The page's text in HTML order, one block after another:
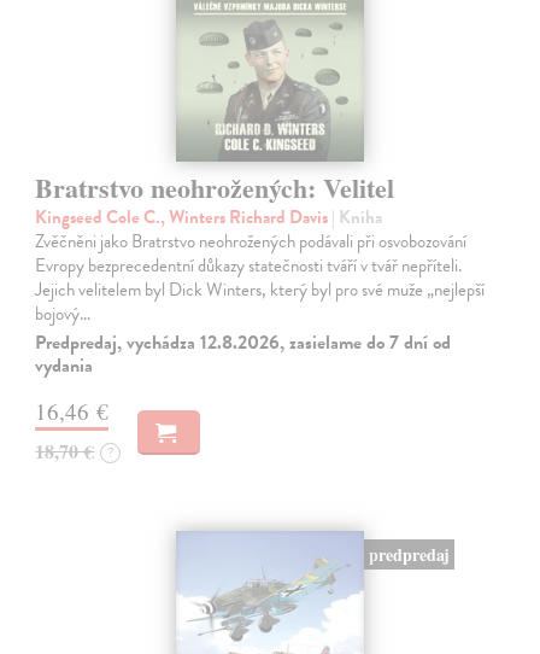
Bratrstvo neohrožených: Velitel
Kingseed Cole C., Winters Richard Davis| Kniha
Zvěčněni jako Bratrstvo neohrožených podávali při osvobozování
Evropy bezprecedentní důkazy statečnosti tváří v tvář nepříteli.
Jejich velitelem byl Dick Winters, který byl pro své muže „nejlepší
bojový…
Predpredaj, vychádza 12.8.2026, zasielame do 7 dní od
vydania
16,46 €
18,70 € ?
predpredaj